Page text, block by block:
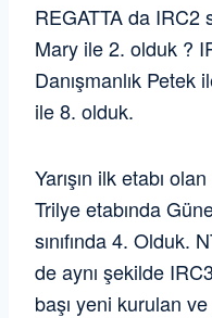
REGATTA da IRC2
Mary ile 2. olduk ?
Danışmanlık Petek
ile 8. olduk.
Yarışın ilk etabı
Trilye etabında
sınıfında 4. Olduk.
de aynı şekilde
başı yeni kurulan